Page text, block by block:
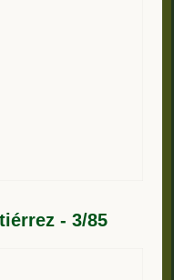
- 3/85